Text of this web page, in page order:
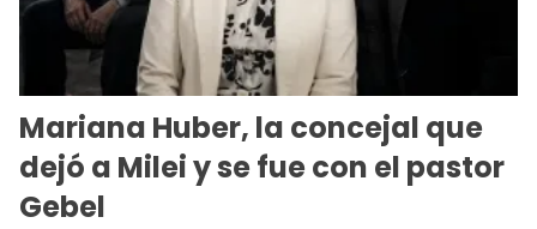
Mariana Huber, la concejal que
dejó a Milei y se fue con el pastor
Gebel